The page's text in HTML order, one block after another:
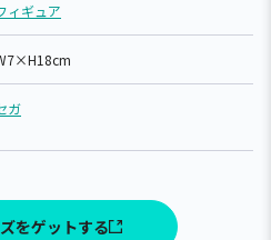
ィギュア
ガ
をゲットする